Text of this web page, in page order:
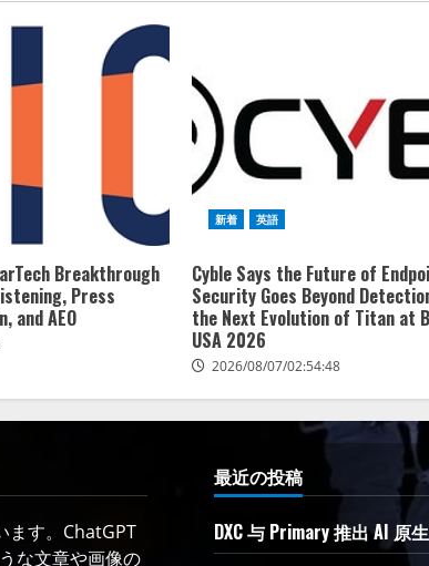
Breakthrough
Press
and AEO
新着 英語
Cyble Says the Future of
Security Goes Beyond
the Next Evolution of Titan at
USA 2026
2026/08/07/02:54:48
ます。ChatGPT
な文章や画像の
最近の投稿
DXC 与 Primary 推出 AI 原